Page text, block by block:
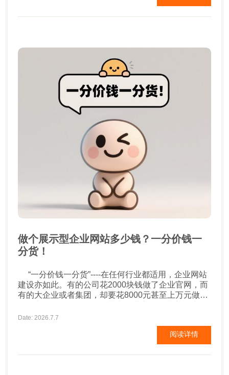
做个展示型企业网站多少钱？一分价钱一
分货！
“一分价钱一分货”----在任何行业都适用，企业网站
建设亦如此。有的公司花2000块钱做了企业官网，而
有的大企业或者集团，却要花8000元甚至上万元做官
么几块，公司简介、产品中心、新闻中心、案例展示
等，差别不是特别的大。2000元的网站，无所谓设
计，把相关内容排列展示即可。而8000元的网站，需
要的不仅仅是简单的内容堆叠，企业的特色、优...
Date: 2026.7.7
阅读详情